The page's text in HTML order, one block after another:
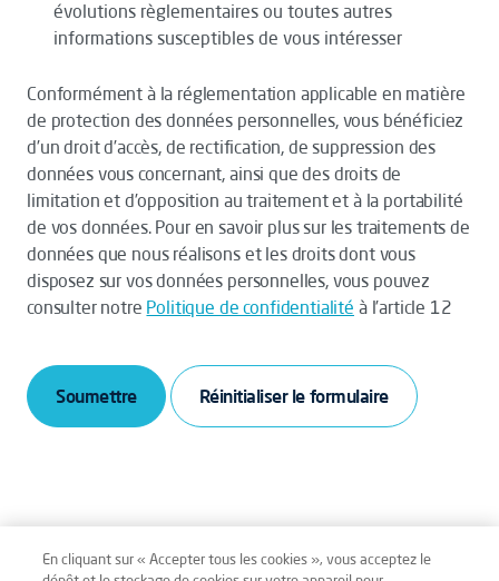
évolutions règlementaires ou toutes autres
informations susceptibles de vous intéresser
Conformément à la réglementation applicable en matière
de protection des données personnelles, vous bénéficiez
d’un droit d’accès, de rectification, de suppression des
données vous concernant, ainsi que des droits de
limitation et d’opposition au traitement et à la portabilité
de vos données. Pour en savoir plus sur les traitements de
données que nous réalisons et les droits dont vous
disposez sur vos données personnelles, vous pouvez
consulter notre Politique de confidentialité à l’article 12
Soumettre
En cliquant sur « Accepter tous les cookies », vous acceptez le